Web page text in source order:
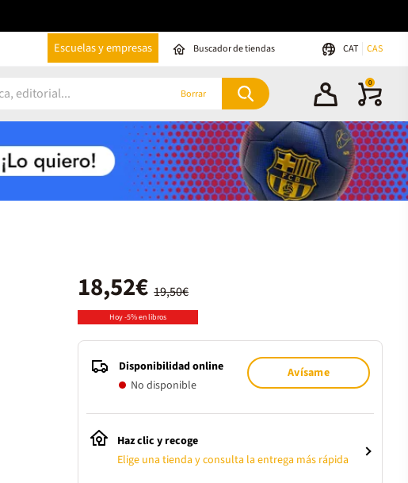
Escuelas y empresas Buscador de tiendas CAT CAS
Borrar
0
19,50€
18,52€
Hoy -5% en libros
Disponibilidad online
No disponible
Avísame
Haz clic y recoge
Elige una tienda y consulta la entrega más rápida